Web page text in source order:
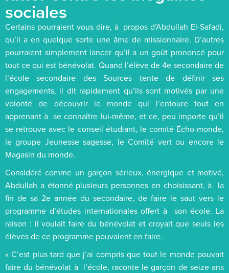
sociales
Certains pourraient vous dire, à propos d’Abdullah El-Safadi,
qu’il a en quelque sorte une âme de missionnaire. D’autres
pourraient simplement lancer qu’il a un goût prononcé pour
tout ce qui est bénévolat. Quand l’élève de 4e secondaire de
l’école secondaire des Sources tente de définir ses
engagements, il dit rapidement qu’ils sont motivés par une
volonté de découvrir le monde qui l’entoure tout en
apprenant à se connaître lui-même, et ce, peu importe qu’il
se retrouve avec le conseil étudiant, le comité Écho-monde,
le groupe Jeunesse sagesse, le Comité vert ou encore le
Magasin du monde.
Considéré comme un garçon sérieux, énergique et motivé,
Abdullah a étonné plusieurs personnes en choisissant, à la
fin de sa 2e année du secondaire, de faire le saut vers le
programme d’études internationales offert à son école. La
raison : il voulait faire du bénévolat et croyait que seuls les
élèves de ce programme pouvaient en faire.
« C’est plus tard que j’ai compris que tout le monde pouvait
faire du bénévolat à l’école, raconte le garçon de seize ans